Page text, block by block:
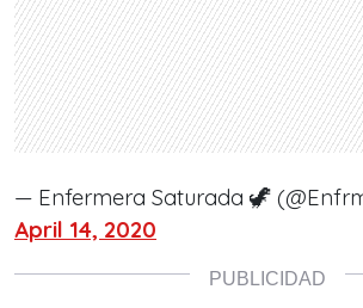
— Enfermera Saturada 🦖
April 14, 2020